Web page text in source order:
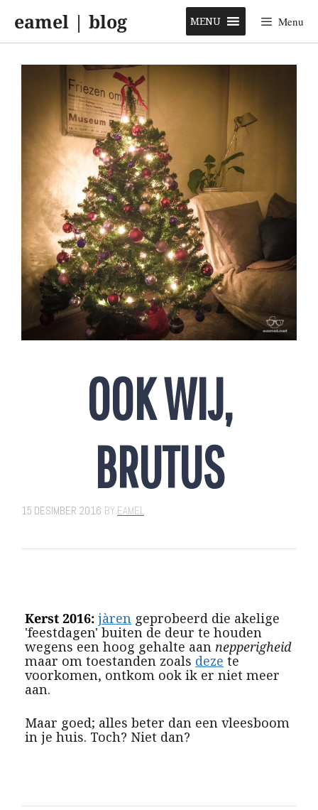
content
eamel | blog Menu
MENU
OOK WIJ,
BRUTUS
15 DESIMBER 2016 BY EAMEL
Kerst 2016: jàren geprobeerd die akelige
'feestdagen' buiten de deur te houden
wegens een hoog gehalte aan nepperigheid
maar om toestanden zoals deze te
voorkomen, ontkom ook ik er niet meer
aan.
Maar goed; alles beter dan een vleesboom
in je huis. Toch? Niet dan?